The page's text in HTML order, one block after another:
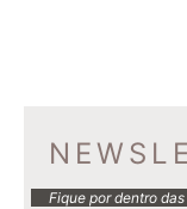
Fique por dentro